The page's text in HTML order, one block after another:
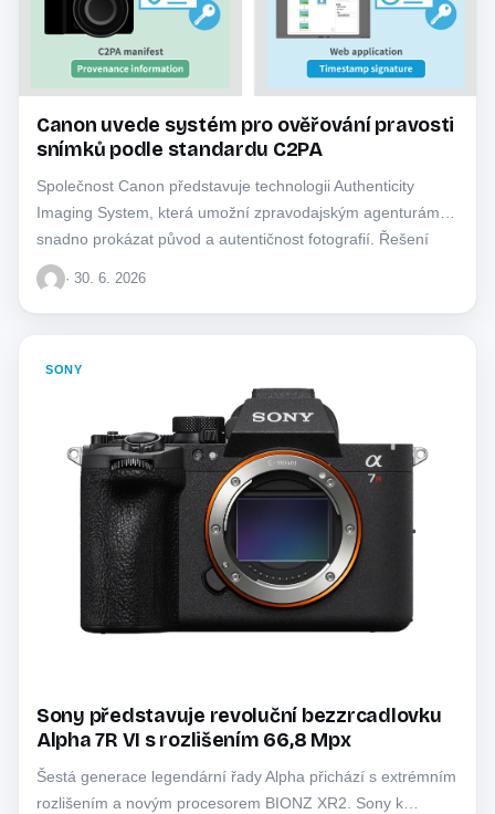
Canon uvede systém pro ověřování pravosti
snímků podle standardu C2PA
Společnost Canon představuje technologii Authenticity
Imaging System, která umožní zpravodajským agenturám
snadno prokázat původ a autentičnost fotografií. Řešení
využívá mezinárodní standardy k…
· 30. 6. 2026
SONY
Sony představuje revoluční bezzrcadlovku
Alpha 7R VI s rozlišením 66,8 Mpx
Šestá generace legendární řady Alpha přichází s extrémním
rozlišením a novým procesorem BIONZ XR2. Sony k